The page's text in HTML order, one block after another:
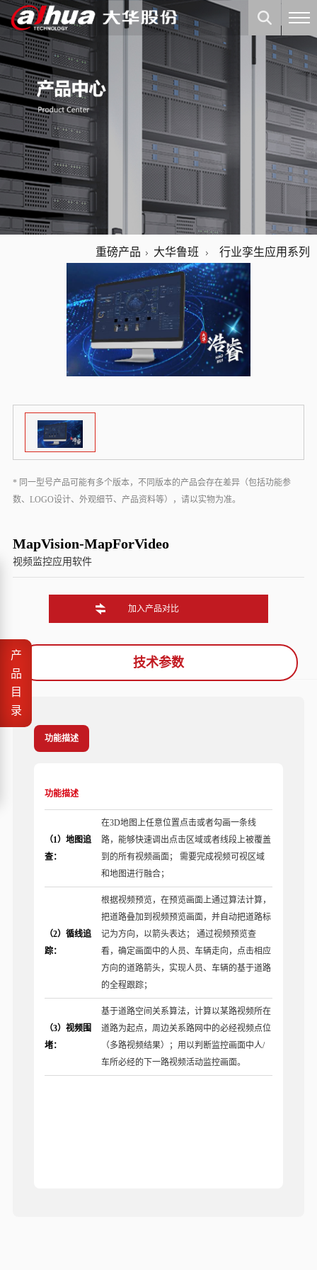
重磅产品 大华鲁班 行业孪生应用系列
* 同一型号产品可能有多个版本，不同版本的产品会存在差异（包括功能参
数、LOGO设计、外观细节、产品资料等），请以实物为准。
MapVision-MapForVideo
视频监控应用软件
加入产品对比
技术参数
功能描述
功能描述
（1）地图追
查：
在3D地图上任意位置点击或者勾画一条线
路，能够快速调出点击区域或者线段上被覆盖
到的所有视频画面； 需要完成视频可视区域
和地图进行融合；
（2）循线追
踪：
根据视频预览，在预览画面上通过算法计算，
把道路叠加到视频预览画面，并自动把道路标
记为方向，以箭头表达； 通过视频预览查
看，确定画面中的人员、车辆走向，点击相应
方向的道路箭头，实现人员、车辆的基于道路
的全程跟踪；
（3）视频围
堵：
基于道路空间关系算法，计算以某路视频所在
道路为起点，周边关系路网中的必经视频点位
（多路视频结果）；用以判断监控画面中人/
车所必经的下一路视频活动监控画面。
产
品
目
录